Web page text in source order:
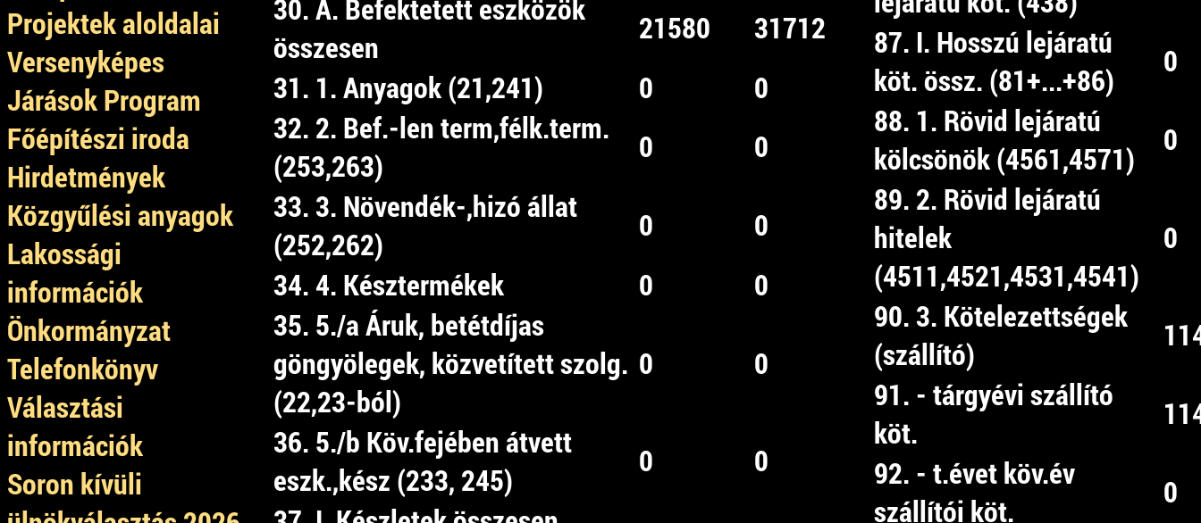
Projektek aloldalai
Versenyképes
Járások Program
Főépítészi iroda
Hirdetmények
Közgyűlési anyagok
Lakossági
információk
Önkormányzat
Telefonkönyv
Választási
információk
Soron kívüli
30. A. Befektetett eszközök
összesen
21580
31712
31. 1. Anyagok (21,241)
0
0
32. 2. Bef.-len term,félk.term.
(253,263)
0
0
33. 3. Növendék-,hizó állat
(252,262)
0
0
34. 4. Késztermékek
0
0
35. 5./a Áruk, betétdíjas
göngyölegek, közvetített szolg.
(22,23-ból)
0 0
36. 5./b Köv.fejében átvett
eszk.,kész (233, 245)
0
0
87. I. Hosszú lejáratú
köt. össz. (81+...+86)
0
88. 1. Rövid lejáratú
kölcsönök (4561,4571)
0
89. 2. Rövid lejáratú
hitelek
(4511,4521,4531,4541)
0
90. 3. Kötelezettségek
(szállító)
91. - tárgyévi szállító
köt.
92. - t.évet köv.év
szállítói köt.
0